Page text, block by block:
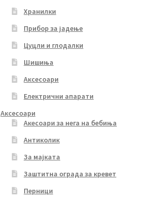
Хранилки
Прибор за јадење
Цуцли и глодалки
Шишиња
Аксесоари
Електрични апарати
Аксесоари
Акесоари за нега на бебиња
Антиколик
За мајката
Заштитна ограда за кревет
Перници